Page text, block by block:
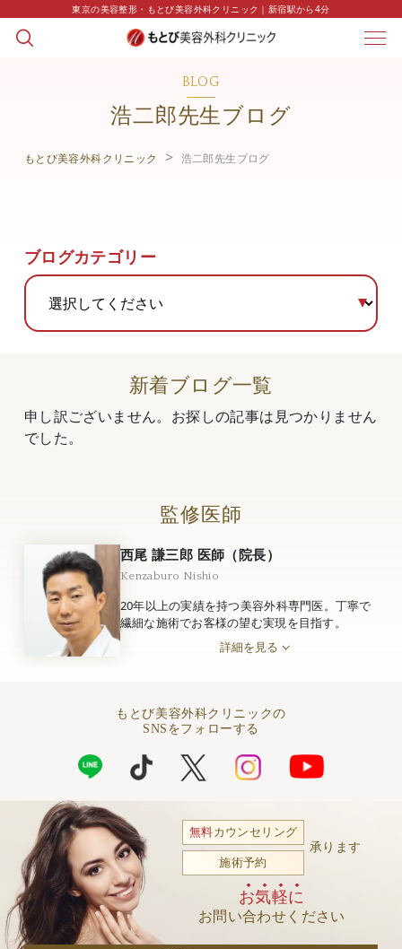
東京の美容整形・もとび美容外科クリニック｜新宿駅から4分
BLOG
浩二郎先生ブログ
もとび美容外科クリニック 浩二郎先生ブログ
ブログカテゴリー
新着ブログ一覧
申し訳ございません。お探しの記事は見つかりません
でした。
監修医師
西尾 謙三郎 医師（院長）
Kenzaburo Nishio
20年以上の実績を持つ美容外科専門医。丁寧で
繊細な施術でお客様の望む実現を目指す。
詳細を見る
もとび美容外科クリニックの
SNSをフォローする
無料カウンセリング
施術予約
承ります
お気軽に
お問い合わせください